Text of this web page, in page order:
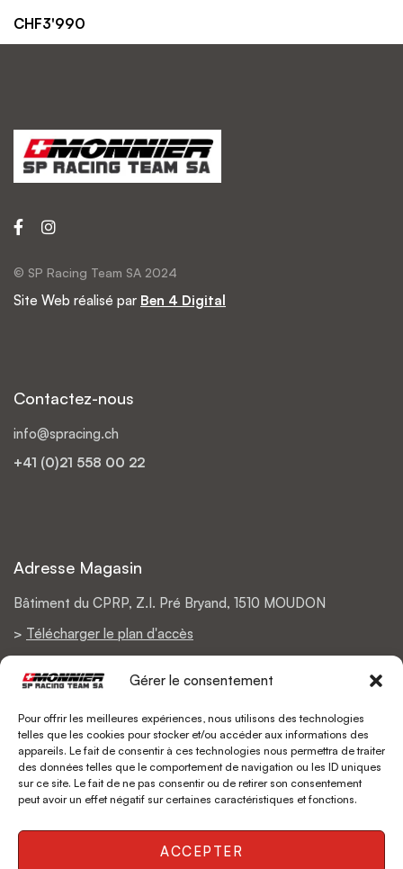
Gérer le consentement
Pour offrir les meilleures expériences, nous utilisons des technologies
telles que les cookies pour stocker et/ou accéder aux informations des
appareils. Le fait de consentir à ces technologies nous permettra de traiter
des données telles que le comportement de navigation ou les ID uniques
sur ce site. Le fait de ne pas consentir ou de retirer son consentement
peut avoir un effet négatif sur certaines caractéristiques et fonctions.
ACCEPTER
CHF3'990
© SP Racing Team SA 2024
Site Web réalisé par Ben 4 Digital
Contactez-nous
info@spracing.ch
+41 (0)21 558 00 22
Adresse Magasin
Bâtiment du CPRP, Z.I. Pré Bryand, 1510 MOUDON
> Télécharger le plan d'accès
Support
Politique de retours
Livraison